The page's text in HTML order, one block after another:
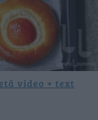
video + text